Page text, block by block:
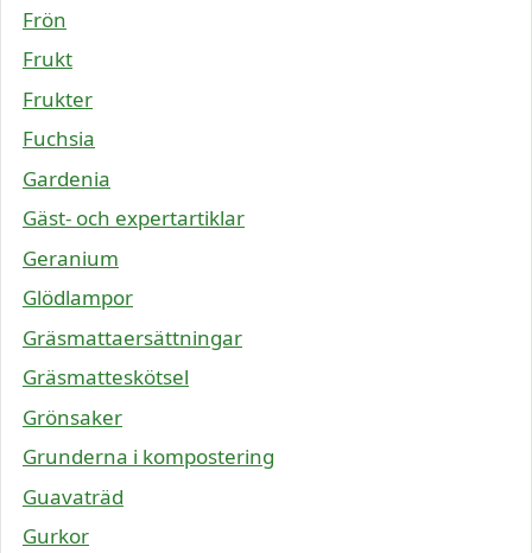
Frön
Frukt
Frukter
Fuchsia
Gardenia
Gäst- och expertartiklar
Geranium
Glödlampor
Gräsmattaersättningar
Gräsmatteskötsel
Grönsaker
Grunderna i kompostering
Guavaträd
Gurkor